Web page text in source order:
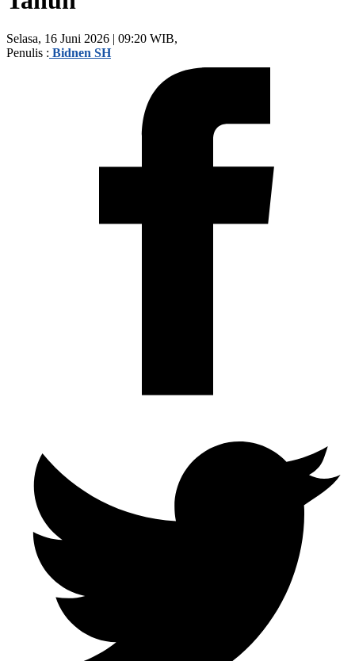
Selasa, 16 Juni 2026 | 09:20 WIB,
Penulis : Bidnen SH